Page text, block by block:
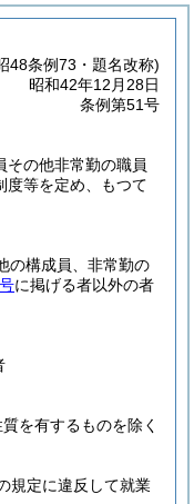
48条例73・題名改称)
昭和42年12月28日
条例第51号
の他非常勤の職員
度等を定め、もつて
の構成員、非常勤の
に掲げる者以外の者
を有するものを除く
規定に違反して就業